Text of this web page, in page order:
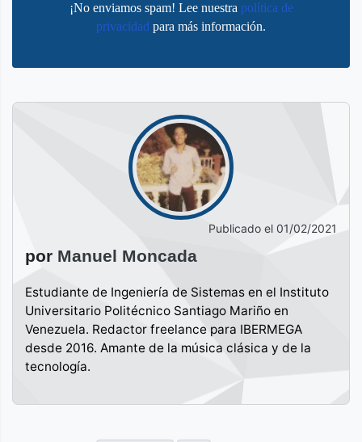
¡No enviamos spam! Lee nuestra política de
privacidad para más información.
por Manuel Moncada
Publicado el 01/02/2021
Estudiante de Ingeniería de Sistemas en el Instituto
Universitario Politécnico Santiago Mariño en
Venezuela. Redactor freelance para IBERMEGA
desde 2016. Amante de la música clásica y de la
tecnología.